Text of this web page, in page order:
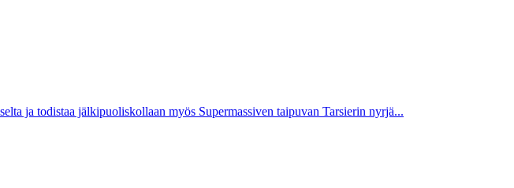
ja todistaa jälkipuoliskollaan myös Supermassiven taipuvan Tarsierin nyrjä...